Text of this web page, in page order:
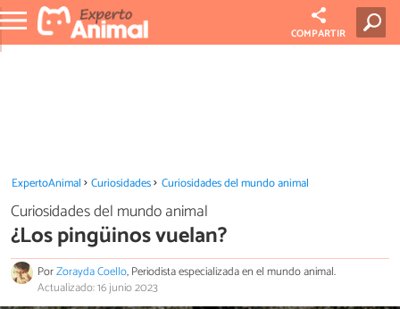
COMPARTIR
ExpertoAnimal Curiosidades Curiosidades del mundo animal
Curiosidades del mundo animal
¿Los pingüinos vuelan?
PorZorayda Coello, Periodista especializada en el mundo animal.
Actualizado: 16 junio 2023